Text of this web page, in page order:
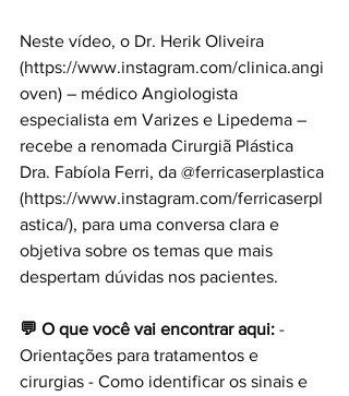
Neste vídeo, o Dr. Herik Oliveira
(https://www.instagram.com/clinica.angi
oven) – médico Angiologista
especialista em Varizes e Lipedema –
recebe a renomada Cirurgiã Plástica
Dra. Fabíola Ferri, da @ferricaserplastica
(https://www.instagram.com/ferricaserpl
astica/), para uma conversa clara e
objetiva sobre os temas que mais
despertam dúvidas nos pacientes.
💬 O que você vai encontrar aqui: -
Orientações para tratamentos e
cirurgias - Como identificar os sinais e